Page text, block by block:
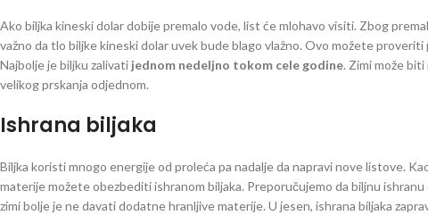
Ako biljka kineski dolar dobije premalo vode, list će mlohavo visiti. Zbog
važno da tlo biljke kineski dolar uvek bude blago vlažno. Ovo možete
Najbolje je biljku zalivati jednom nedeljno tokom cele godine. Zimi može
velikog prskanja odjednom.
Ishrana biljaka
Biljka koristi mnogo energije od proleća pa nadalje da napravi nove listove.
materije možete obezbediti ishranom biljaka. Preporučujemo da biljnu
zimi bolje je ne davati dodatne hranljive materije. U jesen, ishrana biljaka